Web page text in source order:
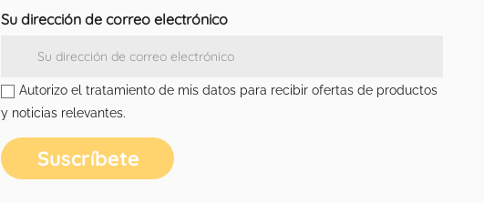
Su dirección de correo electrónico
Autorizo el tratamiento de mis datos para recibir ofertas de productos
y noticias relevantes.